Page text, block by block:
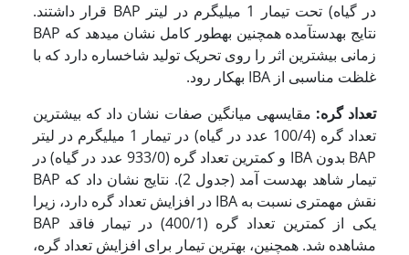
در گیاه) تحت تیمار 1 میلی­گرم در لیتر BAP قرار داشتند.
نتایج به­دست­آمده همچنین به­طور کامل نشان می­دهد که BAP
زمانی بیشترین اثر را روی تحریک تولید شاخساره دارد که با
غلظت مناسبی از IBA به­کار رود.
تعداد گره: مقایسه­ی میانگین صفات نشان داد که بیشترین
تعداد گره (100/4 عدد در گیاه) در تیمار 1 میلی­گرم در لیتر
BAP بدون IBA و کمترین تعداد گره (933/0 عدد در گیاه) در
تیمار شاهد به­دست آمد (جدول 2). نتایج نشان داد که BAP
نقش مهم­تری نسبت به IBA در افزایش تعداد گره دارد، زیرا
یکی از کمترین تعداد گره (400/1) در تیمار فاقد BAP
مشاهده شد. همچنین، بهترین تیمار برای افزایش تعداد گره،